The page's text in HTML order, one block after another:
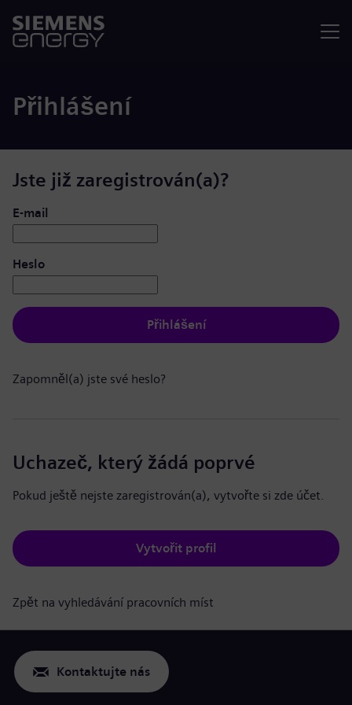
Přihlášení
Jste již zaregistrován(a)?
Přihlášení: uživatel a heslo
E-mail
Heslo
Přihlášení
Zapomněl(a) jste své heslo?
Uchazeč, který žádá poprvé
Pokud ještě nejste zaregistrován(a), vytvořte si zde účet.
Vytvořit profil
Zpět na vyhledávání pracovních míst
Kontaktujte nás